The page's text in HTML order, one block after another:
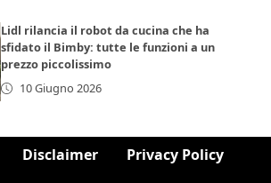
Lidl rilancia il robot da cucina che ha
sfidato il Bimby: tutte le funzioni a un
prezzo piccolissimo
10 Giugno 2026
Disclaimer Privacy Policy